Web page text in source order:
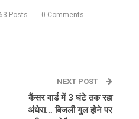
Posts 0 Comments
NEXT POST
कैंसर वार्ड में 3 घंटे तक रहा
अंधेरा… बिजली गुल होने पर